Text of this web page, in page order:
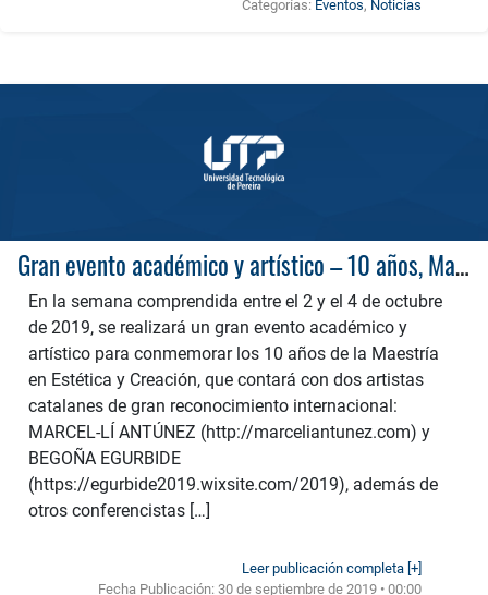
Categorías: Eventos, Noticias
Gran evento académico y artístico – 10 años, Maestría en Estética y Creación
En la semana comprendida entre el 2 y el 4 de octubre
de 2019, se realizará un gran evento académico y
artístico para conmemorar los 10 años de la Maestría
en Estética y Creación, que contará con dos artistas
catalanes de gran reconocimiento internacional:
MARCEL-LÍ ANTÚNEZ (http://marceliantunez.com) y
BEGOÑA EGURBIDE
(https://egurbide2019.wixsite.com/2019), además de
otros conferencistas […]
Leer publicación completa [+]
Fecha Publicación:30 de septiembre de 2019 • 00:00